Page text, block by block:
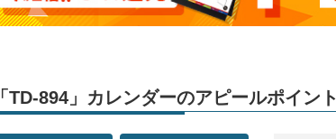
「TD-894」カレンダーのアピールポイント